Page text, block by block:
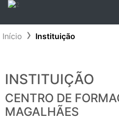
Início Instituição
INSTITUIÇÃO
CENTRO DE
MAGALHÃES